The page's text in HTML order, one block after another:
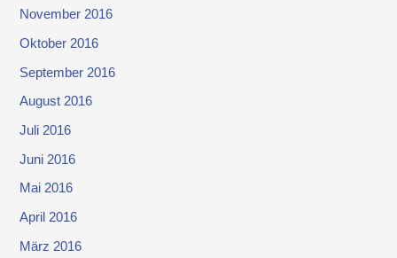
November 2016
Oktober 2016
September 2016
August 2016
Juli 2016
Juni 2016
Mai 2016
April 2016
März 2016